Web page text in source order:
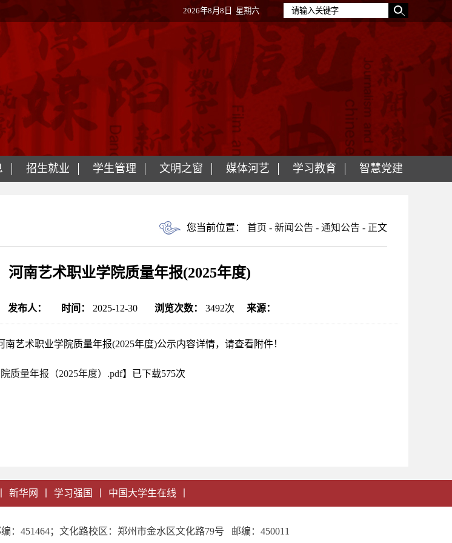
2026年8月8日 星期六
招生就业 学生管理 文明之窗 媒体河艺 学习教育 智慧党建
您当前位置： 首页 - 新闻公告 - 通知公告 - 正文
河南艺术职业学院质量年报(2025年度)
发布人： 时间： 2025-12-30 浏览次数： 3492次 来源：
南艺术职业学院质量年报(2025年度)公示内容详情，请查看附件！
质量年报（2025年度）.pdf】已下载575次
新华网 学习强国 中国大学生在线
：451464；文化路校区：郑州市金水区文化路79号 邮编：450011